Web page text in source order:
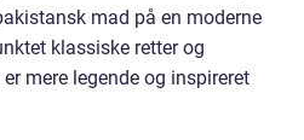
mad på en moderne
klassiske retter og
mere legende og inspireret